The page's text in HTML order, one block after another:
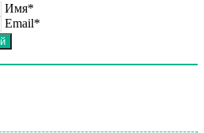
Имя*
Email*